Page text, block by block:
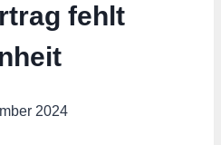
fehlt
2024